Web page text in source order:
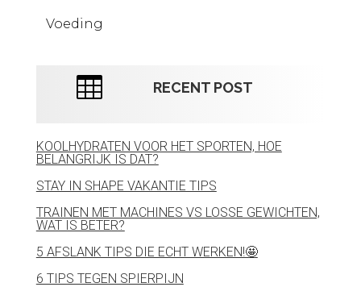
Voeding
 RECENT POST
KOOLHYDRATEN VOOR HET SPORTEN, HOE
BELANGRIJK IS DAT?
STAY IN SHAPE VAKANTIE TIPS
TRAINEN MET MACHINES VS LOSSE GEWICHTEN,
WAT IS BETER?
5 AFSLANK TIPS DIE ECHT WERKEN!🤩​​​​​​​​
6 TIPS TEGEN SPIERPIJN